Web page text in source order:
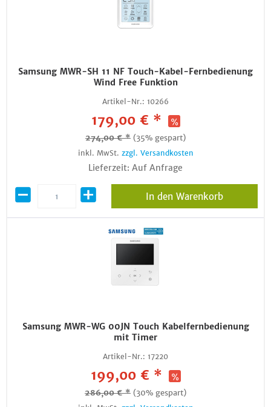
Samsung MWR-SH 11 NF Touch-Kabel-Fernbedienung
Wind Free Funktion
Artikel-Nr.: 10266
179,00 € *
274,00 € * (35% gespart)
inkl. MwSt. zzgl. Versandkosten
Lieferzeit: Auf Anfrage
In den Warenkorb
Samsung MWR-WG 00JN Touch Kabelfernbedienung
mit Timer
Artikel-Nr.: 17220
199,00 € *
286,00 € * (30% gespart)